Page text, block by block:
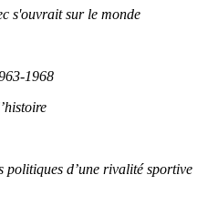
s'ouvrait sur le monde
1968
politiques d’une rivalité sportive